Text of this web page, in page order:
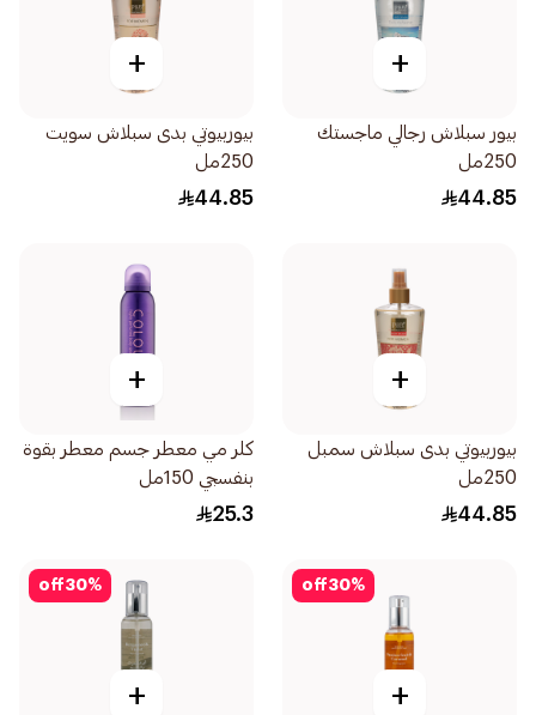
+
بيور سبلاش رجالي ماجستك
250مل
44.85
+
بيوربيوتي بدى سبلاش سويت
250مل
44.85
+
بيوربيوتي بدى سبلاش سمبل
250مل
44.85
+
كلر مي معطر جسم معطر بقوة
بنفسجي 150مل
25.3
30%
off
+
30%
off
+